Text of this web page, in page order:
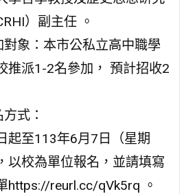
）副主任 。
對象：本市公私立高中職學
推派1-2名參加， 預計招收2
式：
起至113年6月7日（星期
以校為單位報名，並請填寫
https://reurl.cc/qVk5rq 。